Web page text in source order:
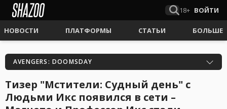
18+ ВОЙТИ
НОВОСТИ ПЛАТФОРМЫ СТАТЬИ БОЛЬШЕ
AVENGERS: DOOMSDAY
Тизер "Мстители: Судный день" с
Людьми Икс появился в сети –